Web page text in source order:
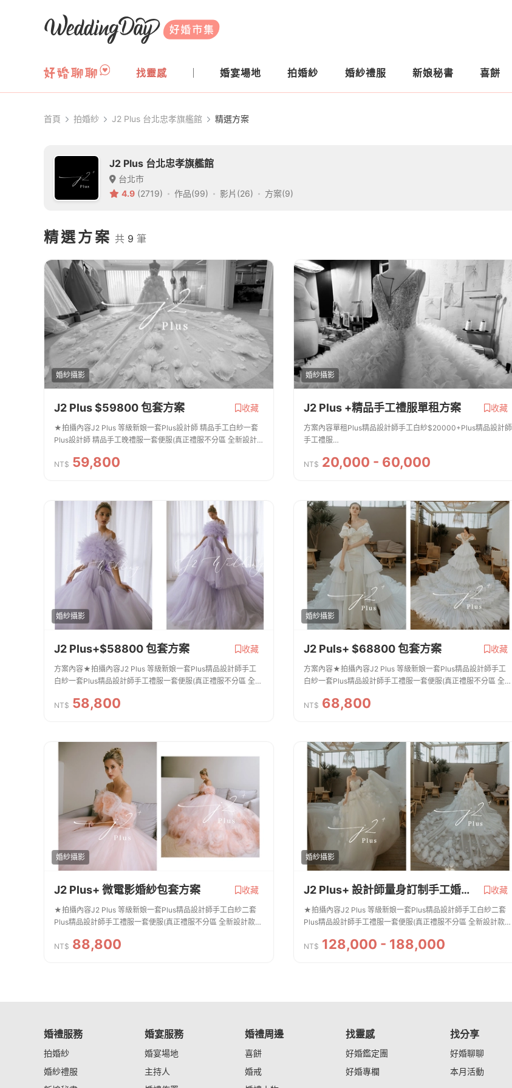
WeddingDay 好婚市集
找靈感 婚宴場地 拍婚紗 婚紗禮服 新娘秘書 喜餅
首頁 拍婚紗 J2 Plus 台北忠孝旗艦館 精選方案
J2 Plus 台北忠孝旗艦館
台北市
4.9 (2719) 作品(99) 影片(26) 方案(9)
精選方案 共 9 筆
婚紗攝影
J2 Plus $59800 包套方案 收藏
★拍攝內容J2 Plus 等級新娘一套Plus設計師 精品手工白紗一套
Plus設計師 精品手工晚禮服一套便服(真正禮服不分區 全新設計
務免費提供安瓶 / 拍攝道具 手...
NT$ 59,800
婚紗攝影
J2 Plus +精品手工禮服單租方案 收藏
方案內容單租Plus精品設計師手工白紗$20000+Plus精品設計師
手工禮服
裝 $45000一套Plus精品設計師手工白紗二套Plus精品設計師手
NT$ 20,000 - 60,000
婚紗攝影
J2 Plus+$58800 包套方案 收藏
方案內容★拍攝內容J2 Plus 等級新娘一套Plus精品設計師手工
白紗一套Plus精品設計師手工禮服一套便服(真正禮服不分區 全新
費提供安瓶 / 拍攝道具 手工捧花...
NT$ 58,800
婚紗攝影
J2 Puls+ $68800 包套方案 收藏
方案內容★拍攝內容J2 Plus 等級新娘一套Plus精品設計師手工
白紗一套Plus精品設計師手工禮服一套便服(真正禮服不分區 全新
拍服務免費提供安瓶 / 拍攝道具...
NT$ 68,800
婚紗攝影
J2 Plus+ 微電影婚紗包套方案 收藏
★拍攝內容J2 Plus 等級新娘一套Plus精品設計師手工白紗二套
Plus精品設計師手工禮服一套便服(真正禮服不分區 全新設計款皆
跟拍服務免費提供安瓶 / 拍攝道...
NT$ 88,800
婚紗攝影
J2 Plus+ 設計師量身訂制手工婚紗方案 收藏
★拍攝內容J2 Plus 等級新娘一套Plus精品設計師手工白紗二套
Plus精品設計師手工禮服一套便服(真正禮服不分區 全新設計款皆
跟拍服務免費提供安瓶 / 拍攝道...
NT$ 128,000 - 188,000
婚禮服務
拍婚紗
婚紗禮服
婚宴服務
婚宴場地
主持人
婚禮周邊
喜餅
婚戒
找靈感
好婚鑑定團
好婚專欄
找分享
好婚聊聊
本月活動